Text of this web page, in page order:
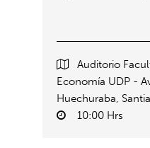
Auditorio
Economía UDP -
Huechuraba,
10:00 Hrs